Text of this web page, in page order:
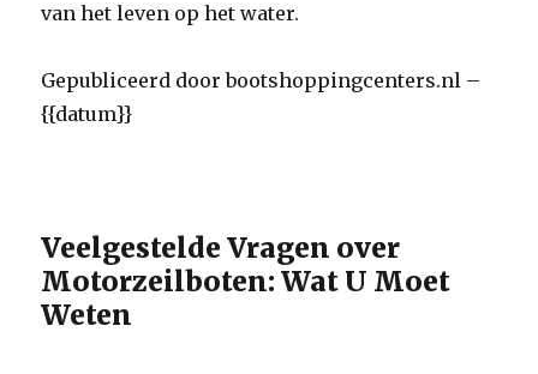
van het leven op het water.
Gepubliceerd door bootshoppingcenters.nl –
{{datum}}
Veelgestelde Vragen over
Motorzeilboten: Wat U Moet
Weten